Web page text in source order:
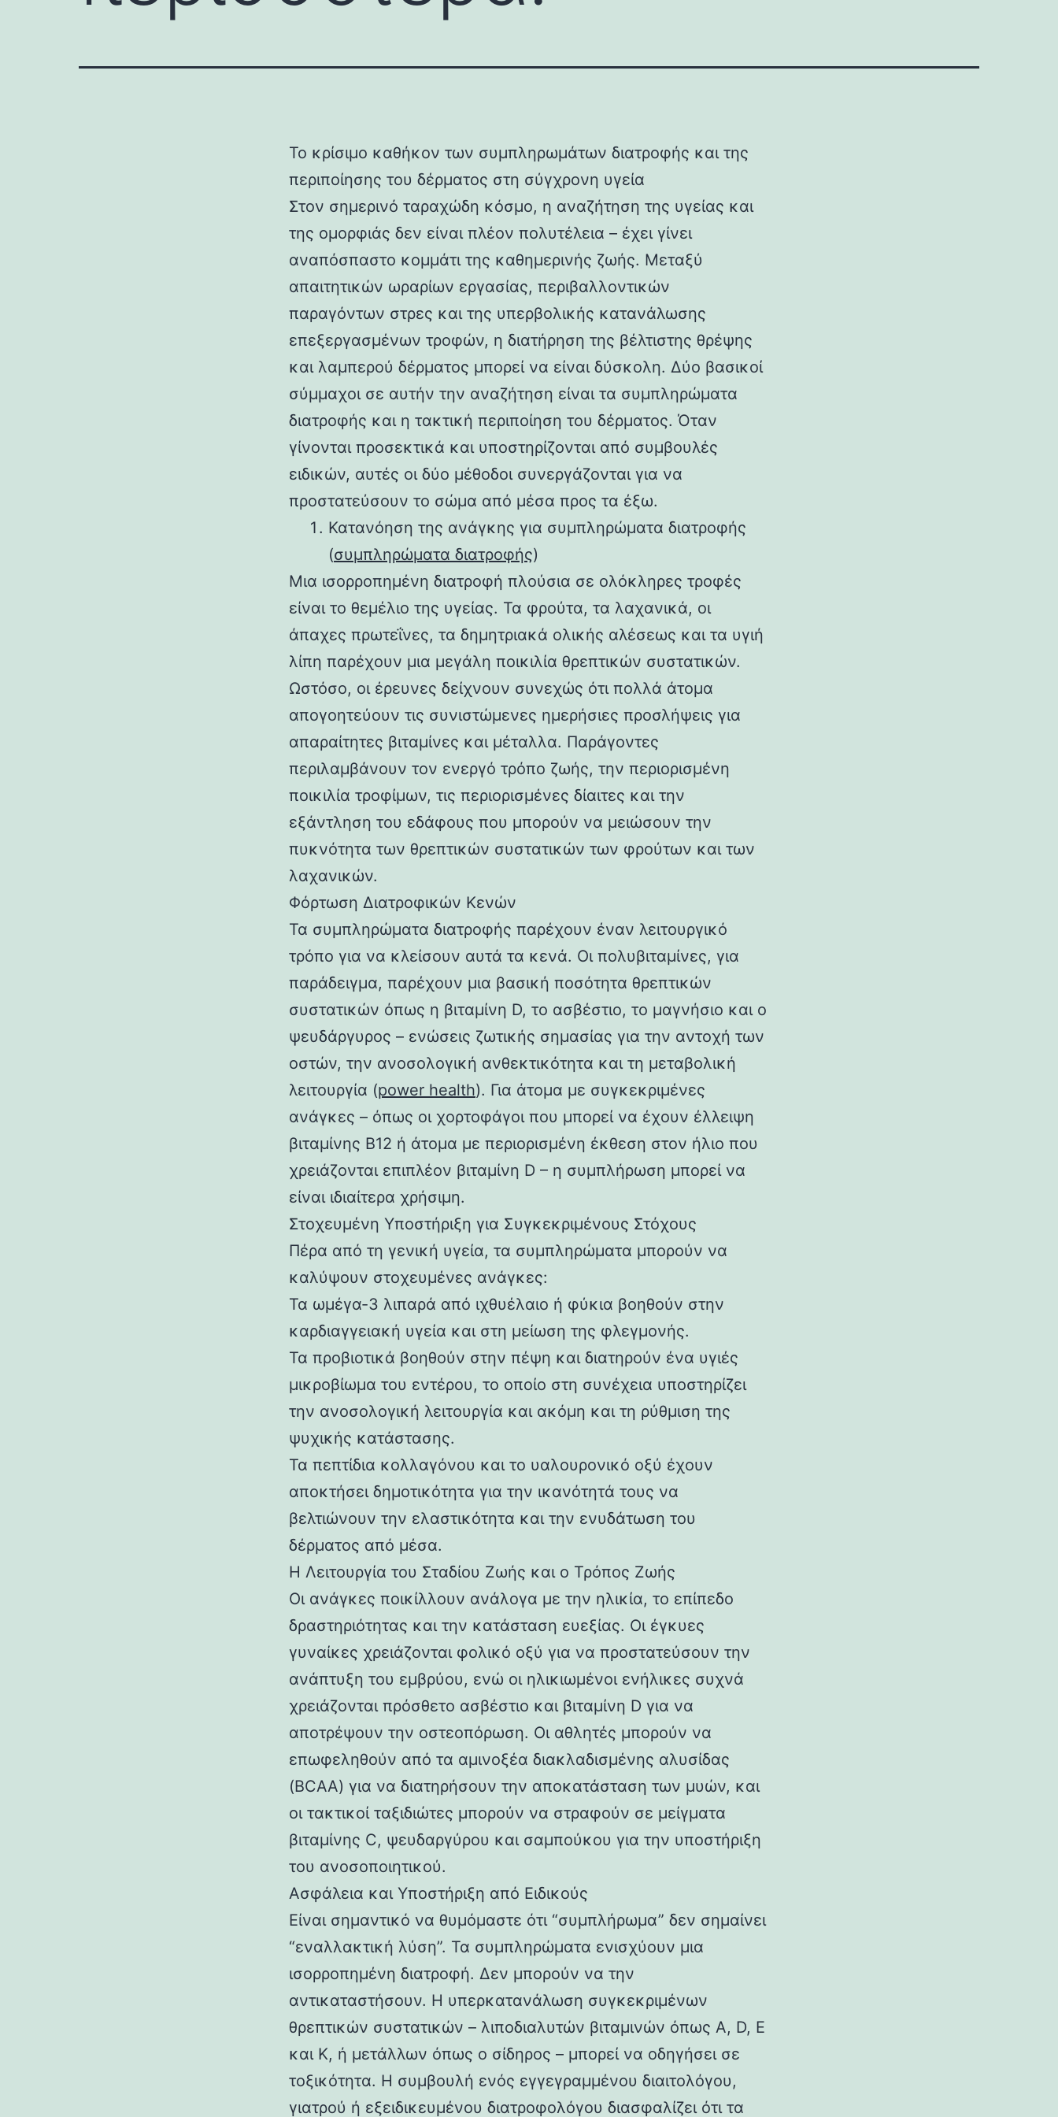
Το κρίσιμο καθήκον των συμπληρωμάτων διατροφής και της
περιποίησης του δέρματος στη σύγχρονη υγεία
Στον σημερινό ταραχώδη κόσμο, η αναζήτηση της υγείας και
της ομορφιάς δεν είναι πλέον πολυτέλεια – έχει γίνει
αναπόσπαστο κομμάτι της καθημερινής ζωής. Μεταξύ
απαιτητικών ωραρίων εργασίας, περιβαλλοντικών
παραγόντων στρες και της υπερβολικής κατανάλωσης
επεξεργασμένων τροφών, η διατήρηση της βέλτιστης θρέψης
και λαμπερού δέρματος μπορεί να είναι δύσκολη. Δύο βασικοί
σύμμαχοι σε αυτήν την αναζήτηση είναι τα συμπληρώματα
διατροφής και η τακτική περιποίηση του δέρματος. Όταν
γίνονται προσεκτικά και υποστηρίζονται από συμβουλές
ειδικών, αυτές οι δύο μέθοδοι συνεργάζονται για να
προστατεύσουν το σώμα από μέσα προς τα έξω.
Κατανόηση της ανάγκης για συμπληρώματα διατροφής
(συμπληρώματα διατροφής)
Μια ισορροπημένη διατροφή πλούσια σε ολόκληρες τροφές
είναι το θεμέλιο της υγείας. Τα φρούτα, τα λαχανικά, οι
άπαχες πρωτεΐνες, τα δημητριακά ολικής αλέσεως και τα υγιή
λίπη παρέχουν μια μεγάλη ποικιλία θρεπτικών συστατικών.
Ωστόσο, οι έρευνες δείχνουν συνεχώς ότι πολλά άτομα
απογοητεύουν τις συνιστώμενες ημερήσιες προσλήψεις για
απαραίτητες βιταμίνες και μέταλλα. Παράγοντες
περιλαμβάνουν τον ενεργό τρόπο ζωής, την περιορισμένη
ποικιλία τροφίμων, τις περιορισμένες δίαιτες και την
εξάντληση του εδάφους που μπορούν να μειώσουν την
πυκνότητα των θρεπτικών συστατικών των φρούτων και των
λαχανικών.
Φόρτωση Διατροφικών Κενών
Τα συμπληρώματα διατροφής παρέχουν έναν λειτουργικό
τρόπο για να κλείσουν αυτά τα κενά. Οι πολυβιταμίνες, για
παράδειγμα, παρέχουν μια βασική ποσότητα θρεπτικών
συστατικών όπως η βιταμίνη D, το ασβέστιο, το μαγνήσιο και ο
ψευδάργυρος – ενώσεις ζωτικής σημασίας για την αντοχή των
οστών, την ανοσολογική ανθεκτικότητα και τη μεταβολική
λειτουργία (power health). Για άτομα με συγκεκριμένες
ανάγκες – όπως οι χορτοφάγοι που μπορεί να έχουν έλλειψη
βιταμίνης Β12 ή άτομα με περιορισμένη έκθεση στον ήλιο που
χρειάζονται επιπλέον βιταμίνη D – η συμπλήρωση μπορεί να
είναι ιδιαίτερα χρήσιμη.
Στοχευμένη Υποστήριξη για Συγκεκριμένους Στόχους
Πέρα από τη γενική υγεία, τα συμπληρώματα μπορούν να
καλύψουν στοχευμένες ανάγκες:
Τα ωμέγα-3 λιπαρά από ιχθυέλαιο ή φύκια βοηθούν στην
καρδιαγγειακή υγεία και στη μείωση της φλεγμονής.
Τα προβιοτικά βοηθούν στην πέψη και διατηρούν ένα υγιές
μικροβίωμα του εντέρου, το οποίο στη συνέχεια υποστηρίζει
την ανοσολογική λειτουργία και ακόμη και τη ρύθμιση της
ψυχικής κατάστασης.
Τα πεπτίδια κολλαγόνου και το υαλουρονικό οξύ έχουν
αποκτήσει δημοτικότητα για την ικανότητά τους να
βελτιώνουν την ελαστικότητα και την ενυδάτωση του
δέρματος από μέσα.
Η Λειτουργία του Σταδίου Ζωής και ο Τρόπος Ζωής
Οι ανάγκες ποικίλλουν ανάλογα με την ηλικία, το επίπεδο
δραστηριότητας και την κατάσταση ευεξίας. Οι έγκυες
γυναίκες χρειάζονται φολικό οξύ για να προστατεύσουν την
ανάπτυξη του εμβρύου, ενώ οι ηλικιωμένοι ενήλικες συχνά
χρειάζονται πρόσθετο ασβέστιο και βιταμίνη D για να
αποτρέψουν την οστεοπόρωση. Οι αθλητές μπορούν να
επωφεληθούν από τα αμινοξέα διακλαδισμένης αλυσίδας
(BCAA) για να διατηρήσουν την αποκατάσταση των μυών, και
οι τακτικοί ταξιδιώτες μπορούν να στραφούν σε μείγματα
βιταμίνης C, ψευδαργύρου και σαμπούκου για την υποστήριξη
του ανοσοποιητικού.
Ασφάλεια και Υποστήριξη από Ειδικούς
Είναι σημαντικό να θυμόμαστε ότι “συμπλήρωμα” δεν σημαίνει
“εναλλακτική λύση”. Τα συμπληρώματα ενισχύουν μια
ισορροπημένη διατροφή. Δεν μπορούν να την
αντικαταστήσουν. Η υπερκατανάλωση συγκεκριμένων
θρεπτικών συστατικών – λιποδιαλυτών βιταμινών όπως A, D, E
και K, ή μετάλλων όπως ο σίδηρος – μπορεί να οδηγήσει σε
τοξικότητα. Η συμβουλή ενός εγγεγραμμένου διαιτολόγου,
γιατρού ή εξειδικευμένου διατροφολόγου διασφαλίζει ότι τα